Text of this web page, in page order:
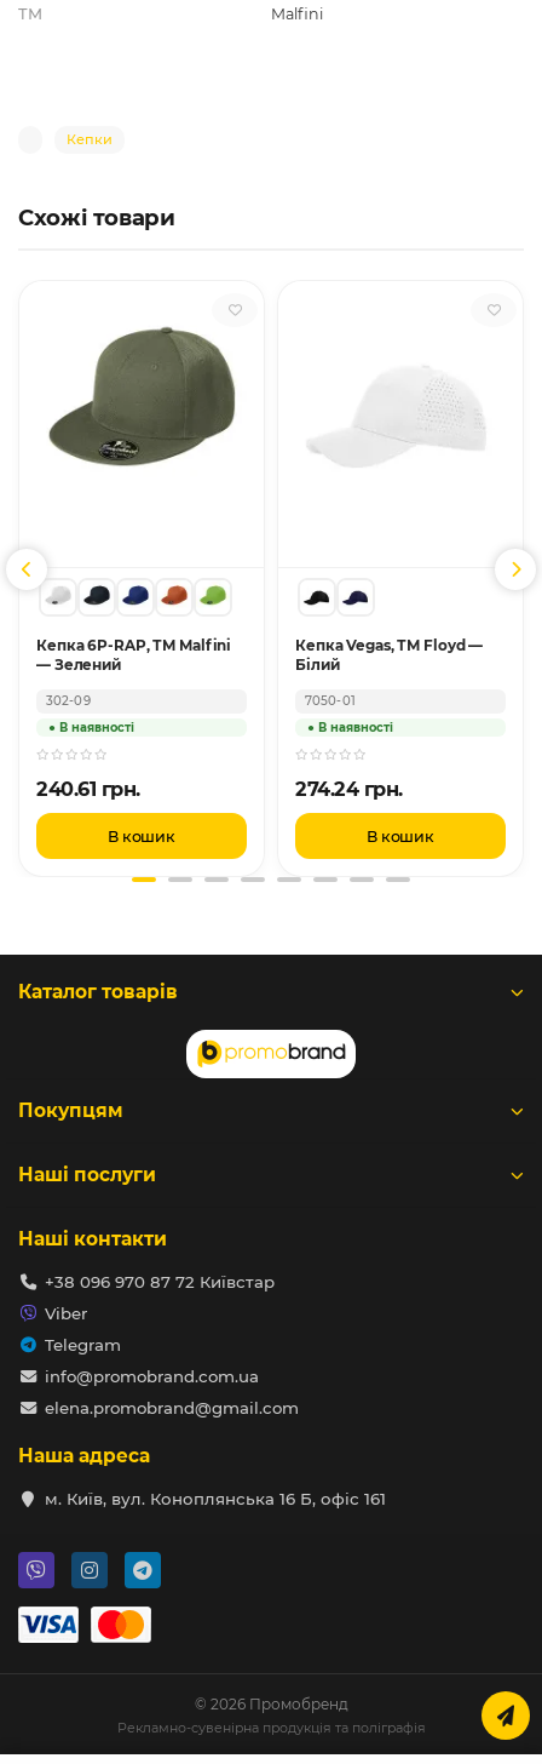
ТМ Malfini
Кепки
Схожі товари
Кепка 6P-RAP, ТМ Malfini
— Зелений
302-09
240.61 грн.
В кошик
Кепка Vegas, ТМ Floyd —
Білий
7050-01
274.24 грн.
В кошик
Каталог товарів
Покупцям
Наші послуги
Наші контакти
+38 096 970 87 72 Київстар
Viber
Telegram
info@promobrand.com.ua
elena.promobrand@gmail.com
Наша адреса
м. Київ, вул. Коноплянська 16 Б, офіс 161
© 2026 Промобренд
Рекламно-сувенірна продукція та поліграфія